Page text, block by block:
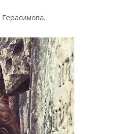
Герасимова.